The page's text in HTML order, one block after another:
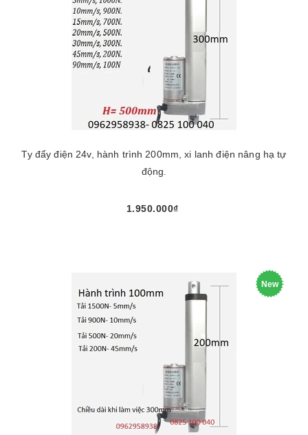
Ty đẩy điện 24v, hành trình 200mm, xi lanh điện nâng hạ tự
động.
1.950.000₫
New